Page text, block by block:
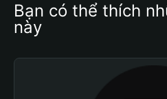
Bạn có thể thích
này